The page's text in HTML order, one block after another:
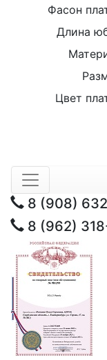
Фасон
Длина
Цвет
8 (908)
8 (962)